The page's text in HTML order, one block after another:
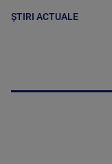
ȘTIRI ACTUALE